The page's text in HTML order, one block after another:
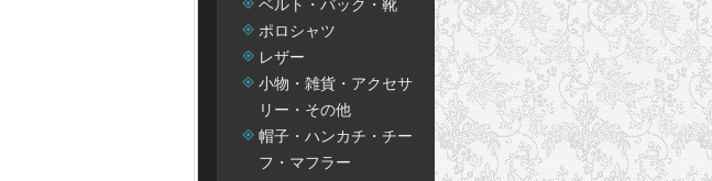
ポロシャツ
レザー
小物・雑貨・アクセサ
リー・その他
帽子・ハンカチ・チー
フ・マフラー